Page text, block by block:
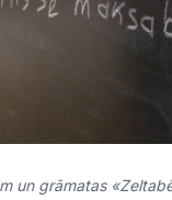
un grāmatas